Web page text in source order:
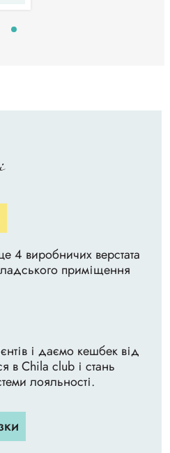
4 виробничих верстата
приміщення
і даємо кешбек від
в Chila club і стань
лояльності.